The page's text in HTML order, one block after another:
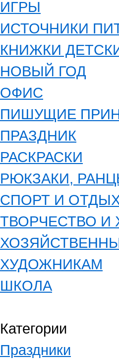
ИГРЫ
ИСТОЧНИКИ
КНИЖКИ
НОВЫЙ ГОД
ОФИС
ПИШУЩИЕ
ПРАЗДНИК
РАСКРАСКИ
РЮКЗАКИ,
СПОРТ И
ТВОРЧЕСТВО И
ХУДОЖНИКАМ
ШКОЛА
Категории
Праздники